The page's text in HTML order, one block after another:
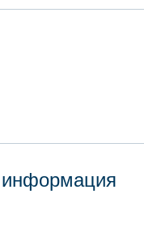
информация